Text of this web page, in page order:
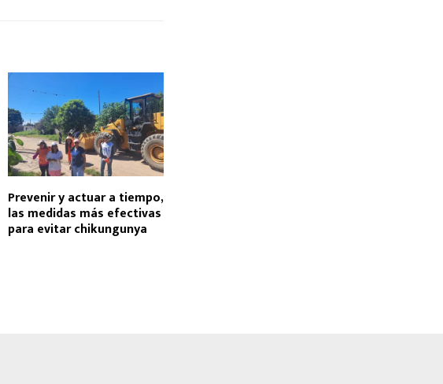
Prevenir y actuar a tiempo,
las medidas más efectivas
para evitar chikungunya